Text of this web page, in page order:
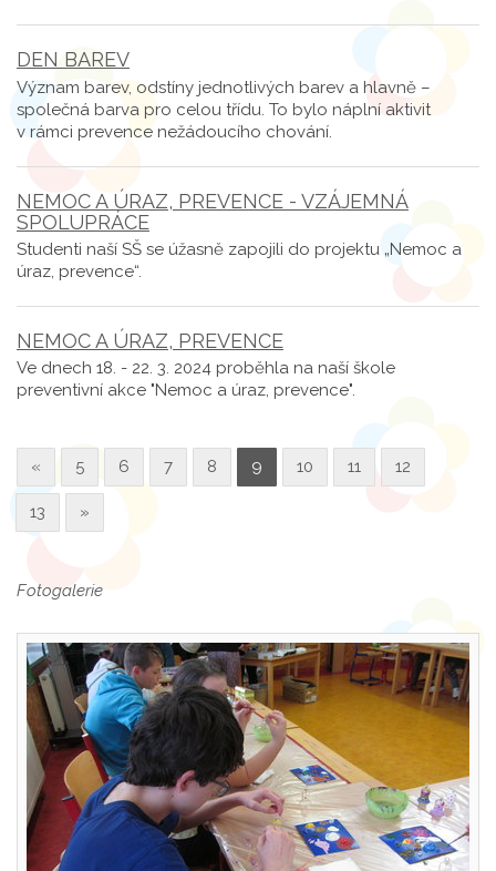
DEN BAREV
Význam barev, odstíny jednotlivých barev a hlavně –
společná barva pro celou třídu. To bylo náplní aktivit
v rámci prevence nežádoucího chování.
NEMOC A ÚRAZ, PREVENCE - VZÁJEMNÁ
SPOLUPRÁCE
Studenti naší SŠ se úžasně zapojili do projektu „Nemoc a
úraz, prevence“.
NEMOC A ÚRAZ, PREVENCE
Ve dnech 18. - 22. 3. 2024 proběhla na naší škole
preventivní akce "Nemoc a úraz, prevence".
« 5 6 7 8 9 10 11 12
13 »
Fotogalerie